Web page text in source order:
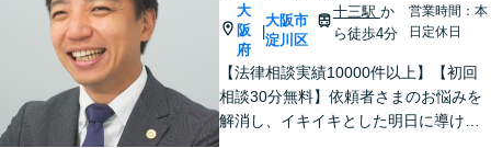
大
阪
府
|
大阪市
淀川区
十三駅 か
ら徒歩4分
営業時間：本
日定休日
【法律相談実績10000件以上】【初回
相談30分無料】依頼者さまのお悩みを
解消し、イキイキとした明日に導ける